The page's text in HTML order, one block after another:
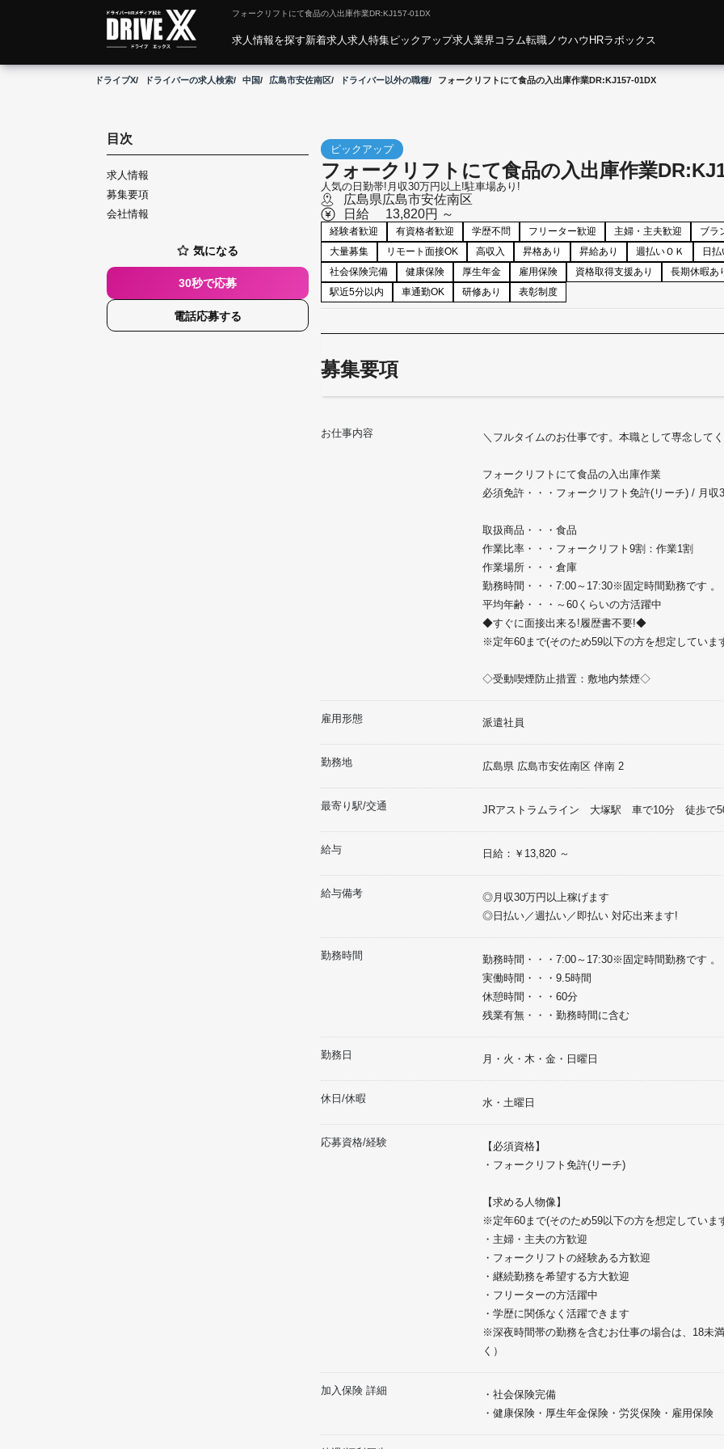
フォークリフトにて食品の入出庫作業DR:KJ157-01DX
求人情報を探す新着求人求人特集ピックアップ求人業界コラム転職ノウハウ HRラボックス
ドライブX ドライバーの求人検索 中国 広島市安佐南区 ドライバー以外の職種 フォークリフトにて食品の入出庫作業DR:KJ157-01DX
目次
求人情報
募集要項
会社情報
気になる
30秒で応募
電話応募する
ピックアップ
フォークリフトにて食品の入出庫作業
人気の日勤帯!月収30万円以上!駐車場あり!
広島県広島市安佐南区
日給 13,820円 ～
こ
だ
わ
り
経験者歓迎 有資格者歓迎 学歴不問 フリーター歓迎 主婦・主夫歓迎
ブラ
大量募集
リモート面接OK 高収入 昇格あり 昇給あり 週払いＯＫ
日
社会保険完備
健康保険 厚生年金 雇用保険 資格取得支援あり
長期休暇あ
駅近5分以内
車通勤OK 研修あり 表彰制度
募集要項
お仕事内容 ＼フルタイムのお仕事です。本職として専念して
フォークリフトにて食品の入出庫作業
必須免許・・・フォークリフト免許(リーチ) / 月
取扱商品・・・食品
作業比率・・・フォークリフト9割：作業1割
作業場所・・・倉庫
勤務時間・・・7:00～17:30※固定時間勤務です 。
平均年齢・・・～60くらいの方活躍中
◆すぐに面接出来る!履歴書不要!◆
※定年60まで(そのため59以下の方を想定してい
◇受動喫煙防止措置：敷地内禁煙◇
雇用形態 派遣社員
勤務地 広島県 広島市安佐南区 伴南 2
最寄り駅/交通 JRアストラムライン 大塚駅 車で10分 徒歩で
給与 日給：￥13,820 ～
給与備考
◎月収30万円以上稼げます
◎日払い／週払い／即払い 対応出来ます!
勤務時間
勤務時間・・・7:00～17:30※固定時間勤務です 。
実働時間・・・9.5時間
休憩時間・・・60分
残業有無・・・勤務時間に含む
勤務日 月・火・木・金・日曜日
休日/休暇 水・土曜日
応募資格/経験
【必須資格】
・フォークリフト免許(リーチ)
【求める人物像】
※定年60まで(そのため59以下の方を想定してい
・主婦・主夫の方歓迎
・フォークリフトの経験ある方歓迎
・継続勤務を希望する方大歓迎
・フリーターの方活躍中
・学歴に関係なく活躍できます
※深夜時間帯の勤務を含むお仕事の場合は、18未
く）
加入保険 詳細
・社会保険完備
・健康保険・厚生年金保険・労災保険・雇用保険